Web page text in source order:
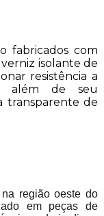
fabricados com
isolante de
resistência a
além de seu
transparente de
região oeste do
em peças de